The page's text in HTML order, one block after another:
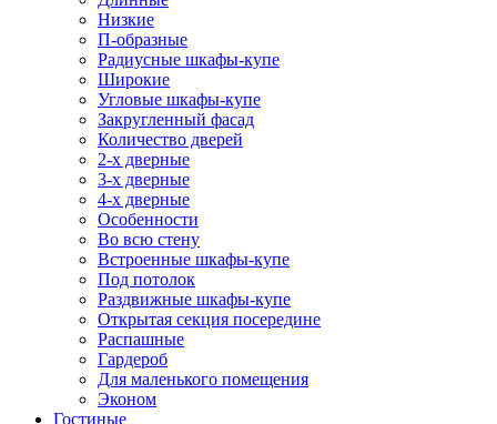
Низкие
П-образные
Радиусные шкафы-купе
Широкие
Угловые шкафы-купе
Закругленный фасад
Количество дверей
2-х дверные
3-х дверные
4-х дверные
Особенности
Во всю стену
Встроенные шкафы-купе
Под потолок
Раздвижные шкафы-купе
Открытая секция посередине
Распашные
Гардероб
Для маленького помещения
Эконом
Гостиные